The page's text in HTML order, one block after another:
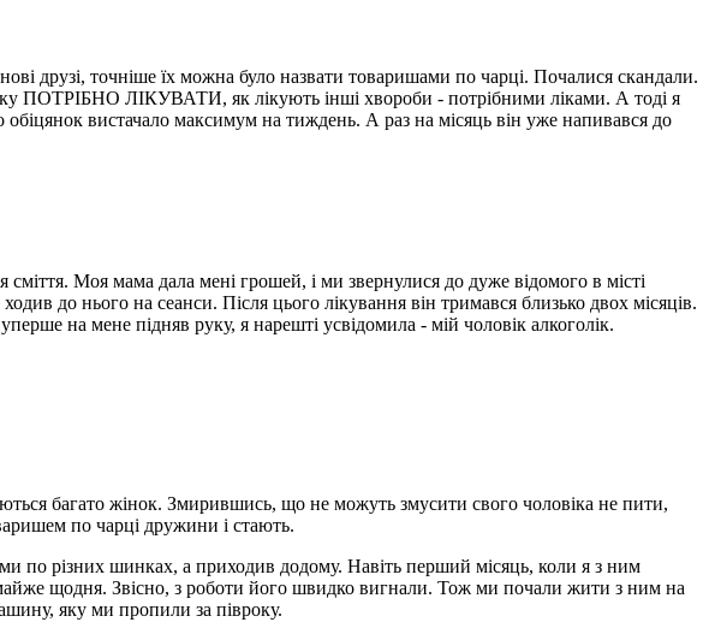
друзі, точніше їх можна було назвати товаришами по чарці. Почалися скандали.
ПОТРІБНО ЛІКУВАТИ, як лікують інші хвороби - потрібними ліками. А тоді я
вистачало максимум на тиждень. А раз на місяць він уже напивався до
Моя мама дала мені грошей, і ми звернулися до дуже відомого в місті
до нього на сеанси. Після цього лікування він тримався близько двох місяців.
на мене підняв руку, я нарешті усвідомила - мій чоловік алкоголік.
багато жінок. Змирившись, що не можуть змусити свого чоловіка не пити,
по чарці дружини і стають.
по різних шинках, а приходив додому. Навіть перший місяць, коли я з ним
щодня. Звісно, з роботи його швидко вигнали. Тож ми почали жити з ним на
яку ми пропили за півроку.